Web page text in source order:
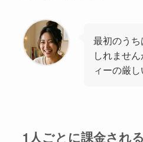
最初のう
しれませ
ィーの厳し
1人ごとに課金され